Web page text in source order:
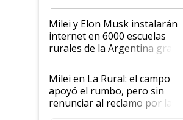
Milei y Elon Musk instalarán
internet en 6000 escuelas
rurales de la Argentina gracias
a un acuerdo con Starlink
Milei en La Rural: el campo
apoyó el rumbo, pero sin
renunciar al reclamo por las